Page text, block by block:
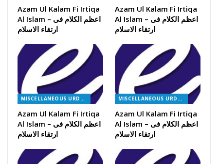
Azam Ul Kalam Fi Irtiqa
Al Islam – اعظم الکلام فی
ارتقاء الاسلام
Azam Ul Kalam Fi Irtiqa
Al Islam – اعظم الکلام فی
ارتقاء الاسلام
MISCELLANEOUS URDU BOOKS
Azam Ul Kalam Fi Irtiqa
Al Islam – اعظم الکلام فی
ارتقاء الاسلام
MISCELLANEOUS URDU BOOKS
Azam Ul Kalam Fi Irtiqa
Al Islam – اعظم الکلام فی
ارتقاء الاسلام